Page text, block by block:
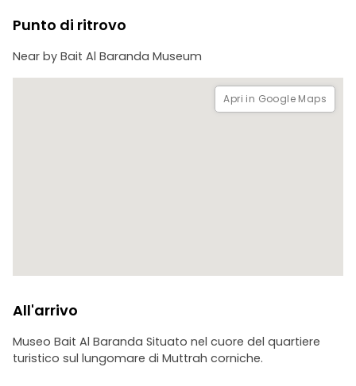
Punto di ritrovo
Near by Bait Al Baranda Museum
Apri in Google Maps
All'arrivo
Museo Bait Al Baranda Situato nel cuore del quartiere
turistico sul lungomare di Muttrah corniche.